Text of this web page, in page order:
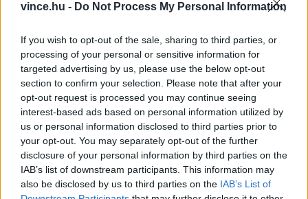
vince.hu - Do Not Process My Personal Information
If you wish to opt-out of the sale, sharing to third parties, or
processing of your personal or sensitive information for
targeted advertising by us, please use the below opt-out
section to confirm your selection. Please note that after your
opt-out request is processed you may continue seeing
interest-based ads based on personal information utilized by
us or personal information disclosed to third parties prior to
your opt-out. You may separately opt-out of the further
disclosure of your personal information by third parties on the
IAB’s list of downstream participants. This information may
also be disclosed by us to third parties on the IAB’s List of
Alagertípusú sör alkoholtartalma 4,8 százalék,
ízvilága komlós és 0,33 literes kiszerelésben